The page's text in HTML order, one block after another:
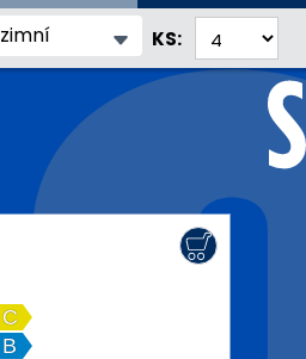
zimní KS:
C
B